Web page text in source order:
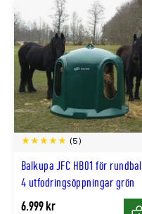
Balkupa JFC HB01 för rundbal
4 utfodringsöppningar grön
(5)
6.999 kr